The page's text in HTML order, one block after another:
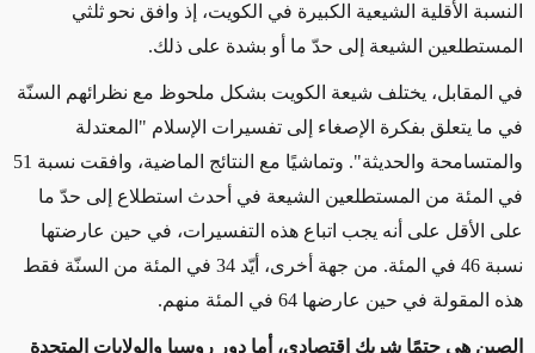
النسبة الأقلية الشيعية الكبيرة في الكويت، إذ وافق نحو ثلثي
المستطلعين الشيعة إلى حدّ ما أو بشدة على ذلك.
في المقابل، يختلف شيعة الكويت بشكل ملحوظ مع نظرائهم السنّة
في ما يتعلق بفكرة الإصغاء إلى تفسيرات الإسلام "المعتدلة
والمتسامحة والحديثة". وتماشيًا مع النتائج الماضية، وافقت نسبة 51
في المئة من المستطلعين الشيعة في أحدث استطلاع إلى حدّ ما
على الأقل على أنه يجب اتباع هذه التفسيرات، في حين عارضتها
نسبة 46 في المئة. من جهة أخرى، أيّد 34 في المئة من السنّة فقط
هذه المقولة في حين عارضها 64 في المئة منهم.
الصين هي حتمًا شريك اقتصادي، أما دور روسيا والولايات المتحدة